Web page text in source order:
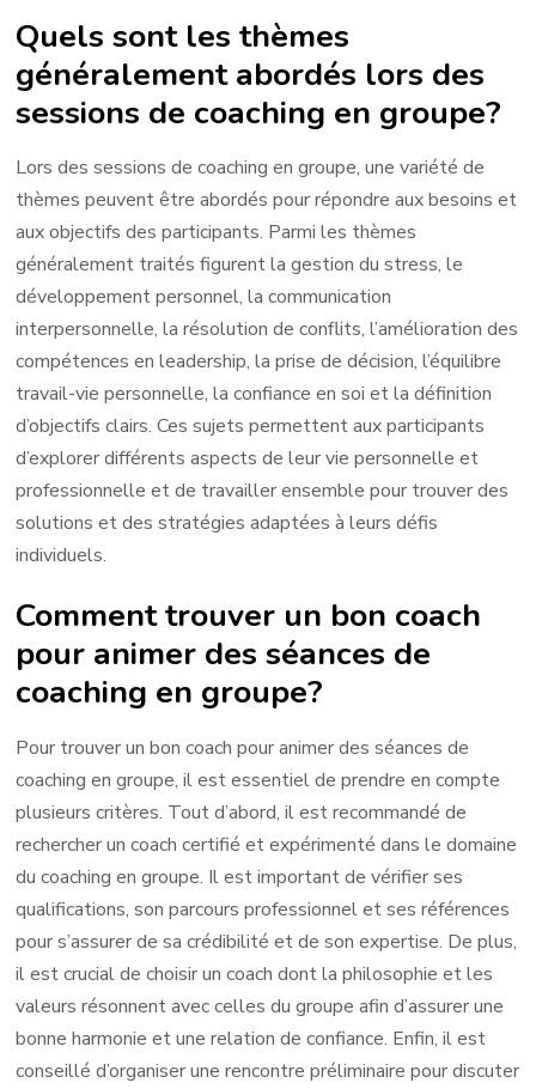
Quels sont les thèmes
généralement abordés lors des
sessions de coaching en groupe?
Lors des sessions de coaching en groupe, une variété de
thèmes peuvent être abordés pour répondre aux besoins et
aux objectifs des participants. Parmi les thèmes
généralement traités figurent la gestion du stress, le
développement personnel, la communication
interpersonnelle, la résolution de conflits, l’amélioration des
compétences en leadership, la prise de décision, l’équilibre
travail-vie personnelle, la confiance en soi et la définition
d’objectifs clairs. Ces sujets permettent aux participants
d’explorer différents aspects de leur vie personnelle et
professionnelle et de travailler ensemble pour trouver des
solutions et des stratégies adaptées à leurs défis
individuels.
Comment trouver un bon coach
pour animer des séances de
coaching en groupe?
Pour trouver un bon coach pour animer des séances de
coaching en groupe, il est essentiel de prendre en compte
plusieurs critères. Tout d’abord, il est recommandé de
rechercher un coach certifié et expérimenté dans le domaine
du coaching en groupe. Il est important de vérifier ses
qualifications, son parcours professionnel et ses références
pour s’assurer de sa crédibilité et de son expertise. De plus,
il est crucial de choisir un coach dont la philosophie et les
valeurs résonnent avec celles du groupe afin d’assurer une
bonne harmonie et une relation de confiance. Enfin, il est
conseillé d’organiser une rencontre préliminaire pour discuter